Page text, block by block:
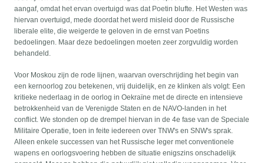
aangaf, omdat het ervan overtuigd was dat Poetin blufte. Het Westen was
hiervan overtuigd, mede doordat het werd misleid door de Russische
liberale elite, die weigerde te geloven in de ernst van Poetins
bedoelingen. Maar deze bedoelingen moeten zeer zorgvuldig worden
behandeld.
Voor Moskou zijn de rode lijnen, waarvan overschrijding het begin van
een kernoorlog zou betekenen, vrij duidelijk, en ze klinken als volgt: Een
kritieke nederlaag in de oorlog in Oekraïne met de directe en intensieve
betrokkenheid van de Verenigde Staten en de NAVO-landen in het
conflict. We stonden op de drempel hiervan in de 4e fase van de Speciale
Militaire Operatie, toen in feite iedereen over TNW's en SNW's sprak.
Alleen enkele successen van het Russische leger met conventionele
wapens en oorlogsvoering hebben de situatie enigszins onschadelijk